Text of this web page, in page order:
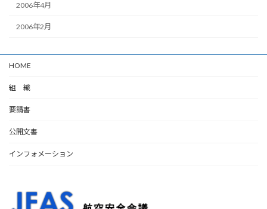
2006年4月
2006年2月
HOME
組 織
要請書
公開文書
インフォメーション